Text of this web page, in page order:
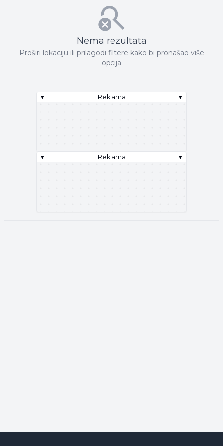
Nema rezultata
Proširi lokaciju ili prilagodi filtere kako bi pronašao više
opcija
▾ Reklama ▾
▾ Reklama ▾